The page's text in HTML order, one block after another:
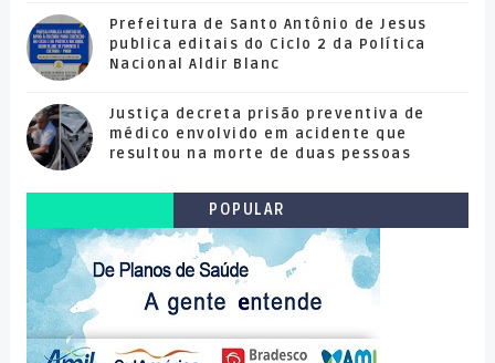
Prefeitura de Santo Antônio de Jesus
publica editais do Ciclo 2 da Política
Nacional Aldir Blanc
Justiça decreta prisão preventiva de
médico envolvido em acidente que
resultou na morte de duas pessoas
POPULAR